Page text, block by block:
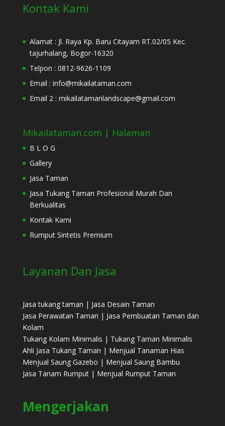
Kontak Kami
Alamat : Jl. Raya Kp. Baru Citayam RT.02/05 Kec.
tajurhalang, Bogor-16320
Telpon : 0812-9626-1109
Email : info@mikailataman.com
Email 2 : mikailatamanlandscape@gmail.com
Mikailataman.com | Halaman
B L O G
Gallery
Jasa Taman
Jasa Tukang Taman Profesional Murah Dan
Berkualitas
Kontak Kami
Rumput Sintetis Premium
Layanan Dan Jasa
Jasa tukang taman | Jasa Desain Taman
Jasa Perawatan Taman | Jasa Pembuatan Taman dan
Kolam
Tukang Kolam Minimalis | Tukang Taman Minimalis
Ahli Jasa Tukang Taman | Menjual Tanaman Hias
Menjual Saung Gazebo | Menjual Saung Bambu
Jasa Tanam Rumput | Menjual Rumput Taman
Mengerjakan